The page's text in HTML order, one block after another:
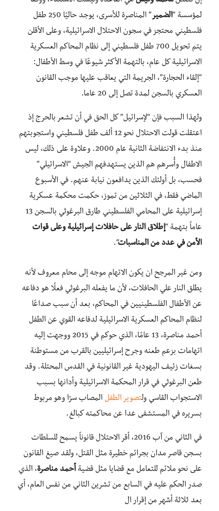
لمؤسسة “الضمير
” المناصرة للأسرى، يوجد حاليًا 250 طفل
فلسطيني محتجز في سجون الاحتلال الاسرائيلية، وعلى الأقلن
يتم تحويل 700 طفل فلسطيني إلى نظام المحاكم العسكرية
الاسرائيلية كل عام، بالتهمة الأكثر شيوعًا في وسط الأطفال:
“إلقاء الحجارة”، الجريمة التي يعاقب عليها موجب القانون
العسكري بالسجن لمدة تصل إلى 20 عاما.
ولهذا السبب فإن “لإسرائيل” كل الحق في أن تشعر بالحرج إذ
اعتقلت قولت الاحتلال نحو 12 ألف طفل فلسطيني واستجوبتهم
منذ بدء الانتفاضة الثانية عام 2000. وعلاوة على ذلك، ليس
الاطفال وأُسرهم هم الذين يستهدفهم الجيش “الاسرائيلي”
فحسب، بل أولئك الذين يدافعون نيابة عنهم. في الأسبوع
الماضي فقط، في الثلاثين من تموز، حكمت محكمة عسكرية
إسرائيلية على المحامي الفلسطيني طارق البرغوثي بالسجن 13
عاماً بتهمة “إطلاق النار على حافلات إسرائيلية وعلى قوات
الأمن في عدد من المناسبات“.
ومن غير المرجح ان يكون الاتهام موجه إلى محام معروف لأنه
يطلق النار علي الحافلات، لأن ما يفعله البرغوثي فعلًا هو دفاعه
عن الأطفال الفلسطينيين في المحاكم، بعد أن سبب صداعًا
لنظام المحاكم العسكرية الاسرائيلية لدفاعه القوي عن الطفل
أحمد مناصرة، 13 عامًا، الذي حوكم في 2015 ووجهت إليه
اتهامات بزعم طعنه وجرح إسرائيليين بالقرب من مستوطنة
بسغات زئيف اليهودية غير القانونية في القدس المحتلة. وقد
طعن البرغوثي في قرار المحكمة الاسرائيلية وأدانها بسبب
الاستجواب القاسي ولتصوير الطفل المصاب سرًا وهو مربوط
بسريره في المستشفى عدا عن محاكمته كبالغ.
في الثاني من آب 2016، أقر الاحتلال قانوناً يسمح للسلطات
بسجن قاصر مدان بجرائم خطيرة مثل القتل، ولقد صيغ القانون
على نحو ملائم للتعامل مع قضايا مثل قضية أحمد مناصرة، الذي
صدر الحكم عليه في السابع من تشرين الثاني من نفس العام، أي
بعد ثلاثة أشهر من إقرار ال